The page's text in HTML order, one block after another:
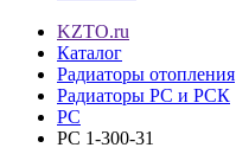
KZTO.ru
Каталог
Радиаторы отопления
Радиаторы РС и РСК
РС
РС 1-300-31